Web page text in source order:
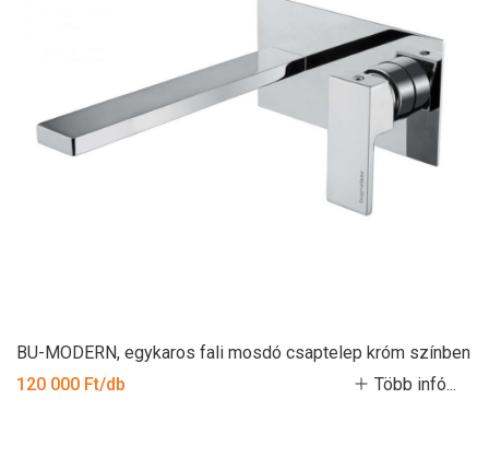
BU-MODERN, egykaros fali mosdó csaptelep króm színben
120 000 Ft/db
Több infó...